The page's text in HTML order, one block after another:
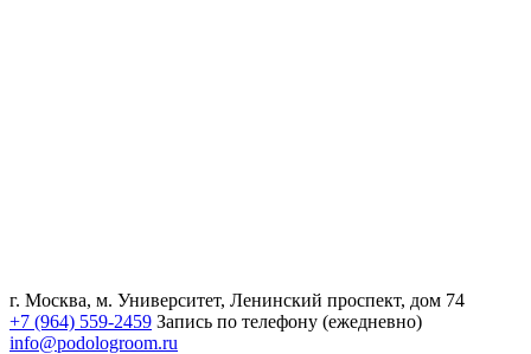
г. Москва, м. Университет, Ленинский проспект, дом 74
+7 (964) 559-2459 Запись по телефону (ежедневно)
info@podologroom.ru